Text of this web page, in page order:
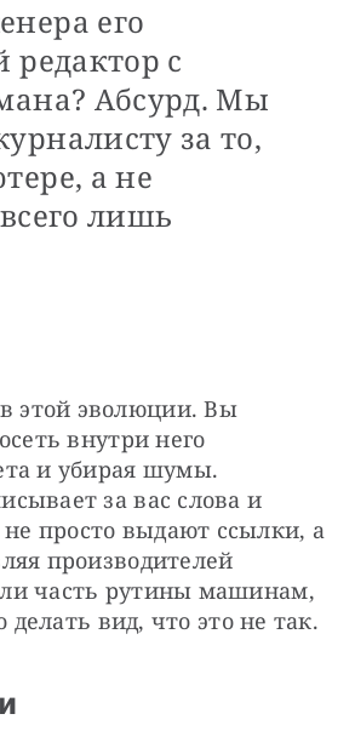
его
редактор с
Абсурд. Мы
за то,
а не
лишь
этой эволюции. Вы
внутри него
и убирая шумы.
за вас слова и
просто выдают ссылки, а
производителей
часть рутины машинам,
вид, что это не так.